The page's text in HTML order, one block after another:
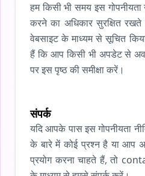
हम किसी भी समय इस
करने का अधिकार सुरक्षित रखते
वेबसाइट के माध्यम से सूचित
हैं कि आप किसी भी अपडेट से
पर इस पृष्ठ की समीक्षा करें।
संपर्क
यदि आपके पास इस गोपनीयता
के बारे में कोई प्रश्न है या आप
प्रयोग करना चाहते हैं, तो